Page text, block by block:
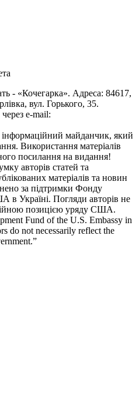
- «Кочегарка». Адреса: 84617,
вул. Горького, 35.
e-mail:
майданчик, який
Використання матеріалів
посилання на видання!
авторів статей та
матеріалів та новин
за підтримки Фонду
в Україні. Погляди авторів не
позицією уряду США.
Fund of the U.S. Embassy in
do not necessarily reflect the